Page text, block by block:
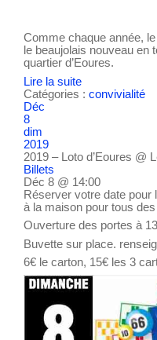
Comme chaque année,
le beaujolais nouveau en
quartier d’Eoures.
Lire la suite
Catégories : convivialité
Déc
8
dim
2019
2019 – Loto d’Eoures @
Billets
Déc 8 @ 14:00
Réserver votre date pour
à la maison pour tous
Ouverture des portes à
Buvette sur place.
6€ le carton, 15€ les 3